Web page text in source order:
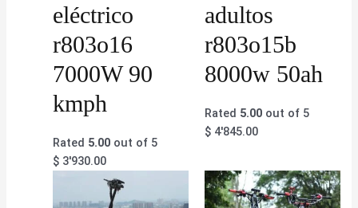
eléctrico
r803o16
7000W 90
kmph
Rated 5.00 out of 5
$ 3'930.00
adultos
r803o15b
8000w 50ah
Rated 5.00out of 5
$4'845.00